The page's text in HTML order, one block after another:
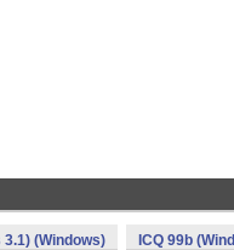
3.1) (Windows) ICQ 99b